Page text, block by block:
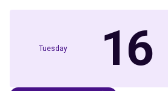
Tuesday 16